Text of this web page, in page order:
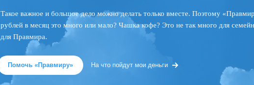
Такое важное и большое дело можно делать только вместе. Поэтому
рублей в месяц это много или мало? Чашка кофе? Это не так много для
для Правмира.
Помочь «Правмиру» На что пойдут мои деньги